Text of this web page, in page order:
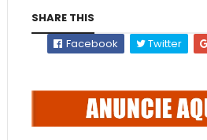
SHARE THIS
Facebook
Twitter